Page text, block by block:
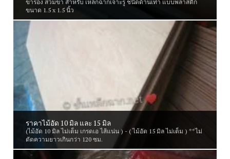
ขารอง สวมขา สำหรับ เหล็กฉากเจาะรู ชนิดด้านเท่า แบบพลาสติก
ขนาด 1.5 x 1.5 นิ้ว
ราคาไม้อัด 10 มิล และ 15 มิล
(ไม้อัด 10 มิล ไม่เต็ม เกรดเอ ไส้แน่น ) - ( ไม้อัด 15 มิล ไม่เต็ม ) **ไม่
ตัดความยาวเกินกว่า 120 ซม.